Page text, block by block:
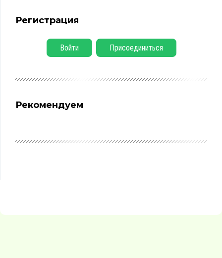
Регистрация
Войти Присоединиться
Рекомендуем